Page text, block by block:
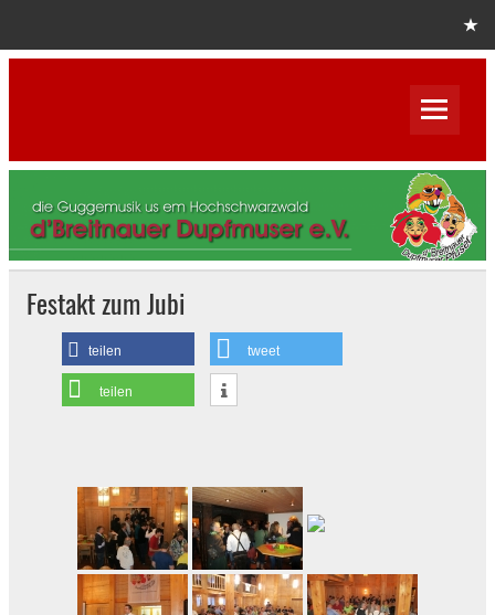
D´Breitnauer Dupfmuser Pfuser
e.V.
Festakt zum Jubi
teilen tweet
teilen